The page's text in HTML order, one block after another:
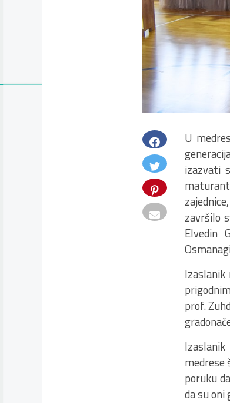
U
izazvati
završilo
Elvedin
prof.
medrese
poruku
da su oni